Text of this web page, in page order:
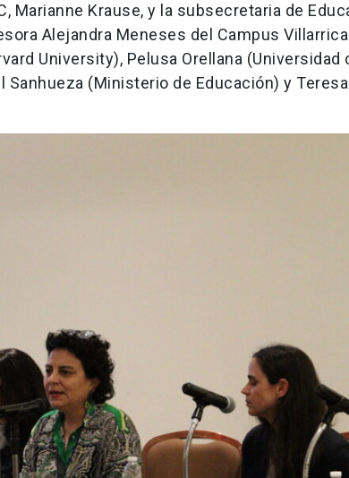
Marianne Krause, y la subsecretaria de
Alejandra Meneses del Campus
University), Pelusa Orellana (Universidad
(Ministerio de Educación) y